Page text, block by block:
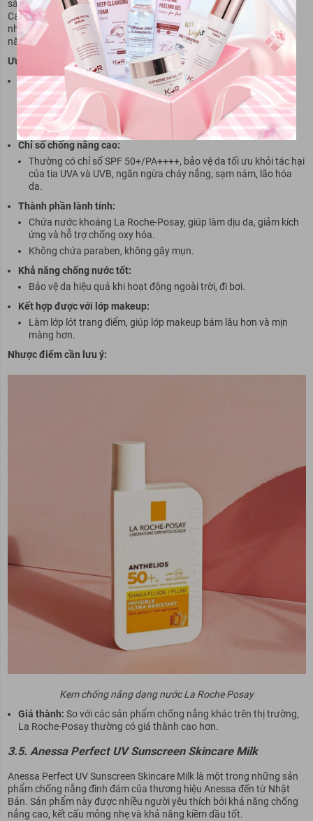
sản phẩm chăm sóc da dịu nhẹ, đặc biệt là dòng kem chống nắng.
Các sản phẩm chống nắng dạng nước của La Roche-Posay được
nhiều người tin dùng nhờ kết cấu mỏng nhẹ, dễ thẩm thấu và khả
năng bảo vệ da hiệu quả.
Ưu điểm nổi bật của kem chống nắng dạng nước La Roche-Posay:
Kết cấu mỏng nhẹ, dễ thẩm thấu:
Không gây cảm giác bí bách, nhờn rít, phù hợp với cả da dầu.
Tạo lớp màng bảo vệ mỏng nhẹ, trong suốt, không gây vệt
trắng.
Chỉ số chống nắng cao:
Thường có chỉ số SPF 50+/PA++++, bảo vệ da tối ưu khỏi tác hại
của tia UVA và UVB, ngăn ngừa cháy nắng, sạm nám, lão hóa
da.
Thành phần lành tính:
Chứa nước khoáng La Roche-Posay, giúp làm dịu da, giảm kích
ứng và hỗ trợ chống oxy hóa.
Không chứa paraben, không gây mụn.
Khả năng chống nước tốt:
Bảo vệ da hiệu quả khi hoạt động ngoài trời, đi bơi.
Kết hợp được với lớp makeup:
Làm lớp lót trang điểm, giúp lớp makeup bám lâu hơn và mịn
màng hơn.
Nhược điểm cần lưu ý:
Kem chống nắng dạng nước La Roche Posay
Giá thành: So với các sản phẩm chống nắng khác trên thị trường,
La Roche-Posay thường có giá thành cao hơn.
3.5. Anessa Perfect UV Sunscreen Skincare Milk
Anessa Perfect UV Sunscreen Skincare Milk là một trong những sản
phẩm chống nắng đình đám của thương hiệu Anessa đến từ Nhật
Bản. Sản phẩm này được nhiều người yêu thích bởi khả năng chống
nắng cao, kết cấu mỏng nhẹ và khả năng kiềm dầu tốt.